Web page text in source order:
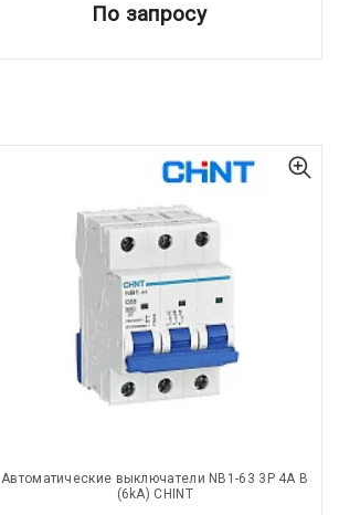
По запросу
Автоматические выключатели NB1-63 3P 4A В
(6kA) CHINT